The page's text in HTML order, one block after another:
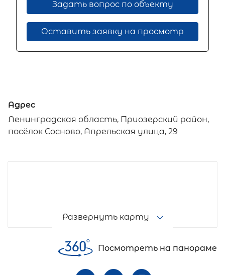
Задать вопрос по объекту
Оставить заявку на просмотр
Адрес
Ленинградская область, Приозерский район,
посёлок Сосново, Апрельская улица, 29
Развернуть карту
Посмотреть на панораме